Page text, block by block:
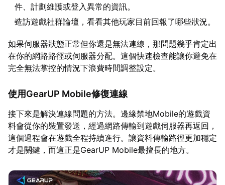
件、計劃維護或登入異常的資訊。
造訪遊戲社群論壇，看看其他玩家目前回報了哪些狀況。
如果伺服器狀態正常但你還是無法連線，那問題幾乎肯定出
在你的網路路徑或伺服器分配。這個快速檢查能讓你避免在
完全無法掌控的情況下浪費時間調整設定。
使用GearUP Mobile修復連線
接下來是解決連線問題的方法。邊緣禁地Mobile的遊戲資
料會從你的裝置發送，經過網路傳輸到遊戲伺服器再返回，
這個過程會在遊戲全程持續進行。讓資料傳輸路徑更加穩定
才是關鍵，而這正是GearUP Mobile最擅長的地方。